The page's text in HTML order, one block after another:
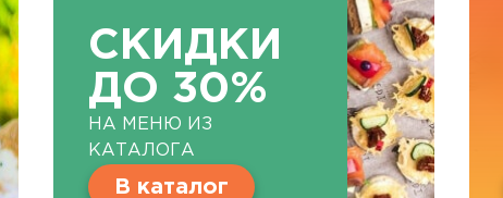
СКИДКИ
ДО 30%
НА МЕНЮ ИЗ
КАТАЛОГА
В каталог